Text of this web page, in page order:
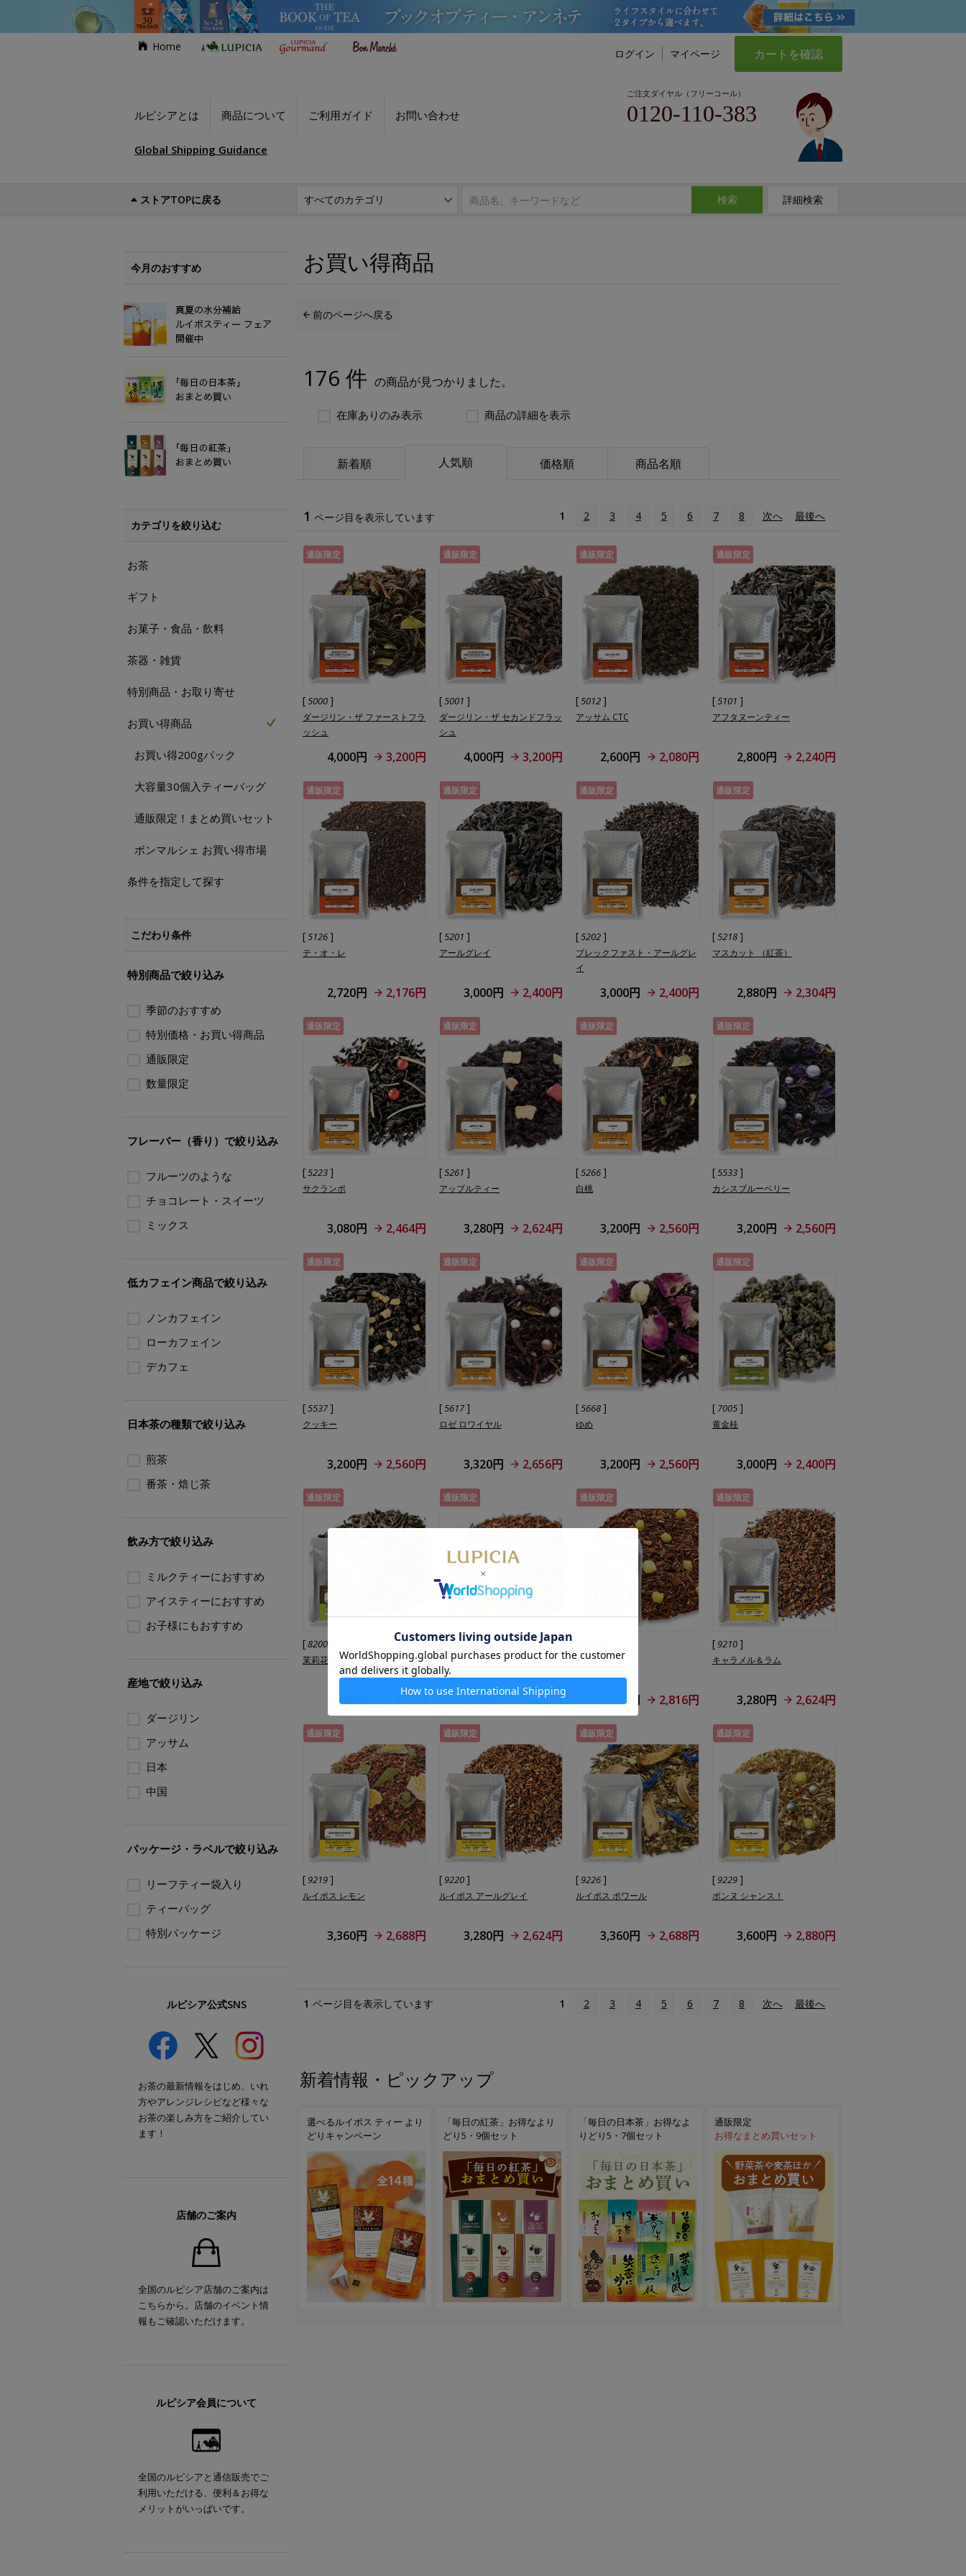
Home
ログイン マイページ カートを確認
ルピシアとは 商品について ご利用ガイド お問い合わせ
ご注文ダイヤル（フリーコール）
0120-110-383
Global Shipping Guidance
ストアTOPに戻る 検索 詳細検索
お買い得商品
前のページへ戻る
176 件 の商品が見つかりました。
在庫ありのみ表示 商品の詳細を表示
新着順 人気順 価格順 商品名順
1 ページ目を表示しています 1 2 3 4 5 6 7 8 次へ 最後へ
通販限定
[5000 ]
ダージリン・ザ ファーストフラ
ッシュ
4,000円 3,200円
通販限定
[5001 ]
ダージリン・ザ セカンドフラッ
シュ
4,000円 3,200円
通販限定
[5012 ]
アッサム CTC
2,600円 2,080円
通販限定
[5101 ]
アフタヌーンティー
2,800円 2,240円
通販限定
[5126 ]
テ・オ・レ
2,720円 2,176円
通販限定
[5201 ]
アールグレイ
3,000円 2,400円
通販限定
[5202 ]
ブレックファスト・アールグレ
イ
3,000円 2,400円
通販限定
[5218 ]
マスカット （紅茶）
2,880円 2,304円
通販限定
[5223 ]
サクランボ
3,080円 2,464円
通販限定
[5261 ]
アップルティー
3,280円 2,624円
通販限定
[5266 ]
白桃
3,200円 2,560円
通販限定
[5533 ]
カシスブルーベリー
3,200円 2,560円
通販限定
[5537 ]
クッキー
3,200円 2,560円
通販限定
[5617 ]
ロゼ ロワイヤル
3,320円 2,656円
通販限定
[5668 ]
ゆめ
3,200円 2,560円
通販限定
[ 7005 ]
黄金桂
3,000円 2,400円
通販限定
[8200
茉莉花茶
2,720円 2,176円
通販限定
[9000 ]
オーガニック ルイボス ナチュ
ラル
3,000円 2,400円
通販限定
ピッコロ
3,520円 2,816円
通販限定
[9210 ]
キャラメル＆ラム
3,280円 2,624円
通販限定
[9219 ]
ルイボス レモン
3,360円 2,688円
通販限定
[9220 ]
ルイボス アールグレイ
3,280円 2,624円
通販限定
[9226 ]
ルイボス ポワール
3,360円 2,688円
通販限定
[9229 ]
ボンヌ シャンス！
3,600円 2,880円
1 ページ目を表示しています 1 2 3 4 5 6 7 8 次へ 最後へ
新着情報・ピックアップ
選べるルイボス ティー より
どりキャンペーン
「毎日の紅茶」お得なより
どり5・9個セット
「毎日の日本茶」お得なよ
りどり5・7個セット
通販限定
お得なまとめ買いセット
今月のおすすめ
カテゴリを絞り込む
お茶
ギフト
お菓子・食品・飲料
茶器・雑貨
特別商品・お取り寄せ
お買い得商品
お買い得200gパック
大容量30個入ティーバッグ
通販限定！まとめ買いセット
ボンマルシェ お買い得市場
条件を指定して探す
こだわり条件
特別商品で絞り込み
季節のおすすめ
特別価格・お買い得商品
通販限定
数量限定
フレーバー（香り）で絞り込み
フルーツのような
チョコレート・スイーツ
ミックス
低カフェイン商品で絞り込み
ノンカフェイン
ローカフェイン
デカフェ
日本茶の種類で絞り込み
煎茶
番茶・焙じ茶
飲み方で絞り込み
ミルクティーにおすすめ
アイスティーにおすすめ
お子様にもおすすめ
産地で絞り込み
ダージリン
アッサム
日本
中国
パッケージ・ラベルで絞り込み
リーフティー袋入り
ティーバッグ
特別パッケージ
ルピシア公式SNS
お茶の最新情報をはじめ、いれ
方やアレンジレシピなど様々な
お茶の楽しみ方をご紹介してい
ます！
店舗のご案内
全国のルピシア店舗のご案内は
こちらから。店舗のイベント情
報もご確認いただけます。
ルピシア会員について
全国のルピシアと通信販売でご
利用いただける、便利＆お得な
メリットがいっぱいです。